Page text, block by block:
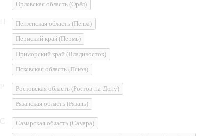
Орловская область (Орёл)
Пензенская область (Пенза)
Пермский край (Пермь)
Приморский край (Владивосток)
Псковская область (Псков)
Ростовская область (Ростов-на-Дону)
Рязанская область (Рязань)
Самарская область (Самара)